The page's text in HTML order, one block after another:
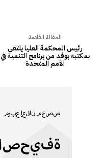
المقالة القادمة
رئيس المحكمة العليا يلتقي
بمكتبه بوفد من برنامج التنمية في
الأمم المتحدة